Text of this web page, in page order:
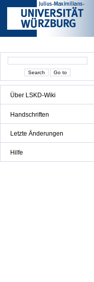
Über LSKD-Wiki
Handschriften
Letzte Änderungen
Hilfe